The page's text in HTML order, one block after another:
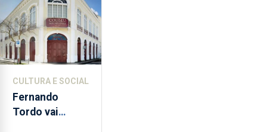
CULTURA E SOCIAL
Fernando
Tordo vai